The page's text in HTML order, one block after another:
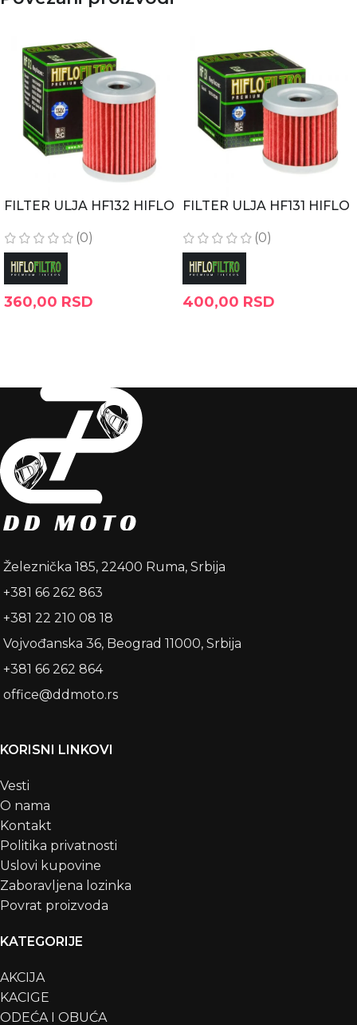
FILTER ULJA HF132 HIFLO
(0)
360,00 RSD
FILTER ULJA HF131 HIFLO
(0)
400,00 RSD
Železnička 185, 22400 Ruma, Srbija
+381 66 262 863
+381 22 210 08 18
Vojvođanska 36, Beograd 11000, Srbija
+381 66 262 864
office@ddmoto.rs
KORISNI LINKOVI
Vesti
O nama
Kontakt
Politika privatnosti
Uslovi kupovine
Zaboravljena lozinka
Povrat proizvoda
KATEGORIJE
AKCIJA
KACIGE
ODEĆA I OBUĆA